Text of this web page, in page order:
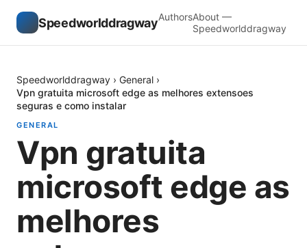
SpeedworlddragwayAuthorsAbout —
Speedworlddragway
Speedworlddragway › General ›
Vpn gratuita microsoft edge as melhores extensoes
seguras e como instalar
GENERAL
Vpn gratuita
microsoft edge as
melhores